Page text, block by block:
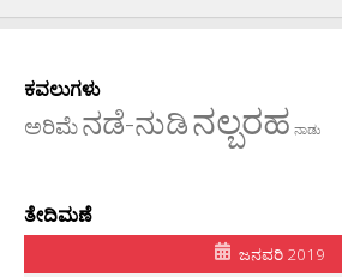
ಕವಲುಗಳು
ಅರಿಮೆನಡೆ-ನುಡಿನಲ್ಬರಹ ನಾಡು
ತೇದಿಮಣೆ
ಜನವರಿ 2019